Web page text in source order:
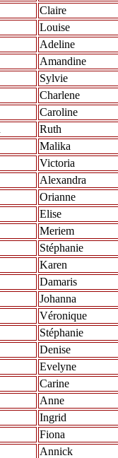
Claire
Louise
Adeline
Amandine
Sylvie
Charlene
Caroline
Ruth
Malika
Victoria
Alexandra
Orianne
Elise
Meriem
Stéphanie
Karen
Damaris
Johanna
Véronique
Stéphanie
Denise
Evelyne
Carine
Anne
Ingrid
Fiona
Annick